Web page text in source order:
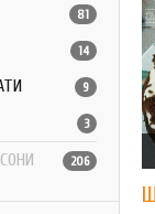
81
14
9
3
206